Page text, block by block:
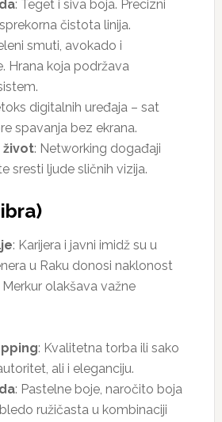
: Teget i siva boja. Precizni
čistota linija.
smuti, avokado i
Hrana koja podržava
digitalnih uređaja – sat
spavanja bez ekrana.
život: Networking događaji
sresti ljude sličnih vizija.
: Karijera i javni imidž su u
u Raku donosi naklonost
olakšava važne
: Kvalitetna torba ili sako
ali i eleganciju.
: Pastelne boje, naročito boja
ružičasta u kombinaciji